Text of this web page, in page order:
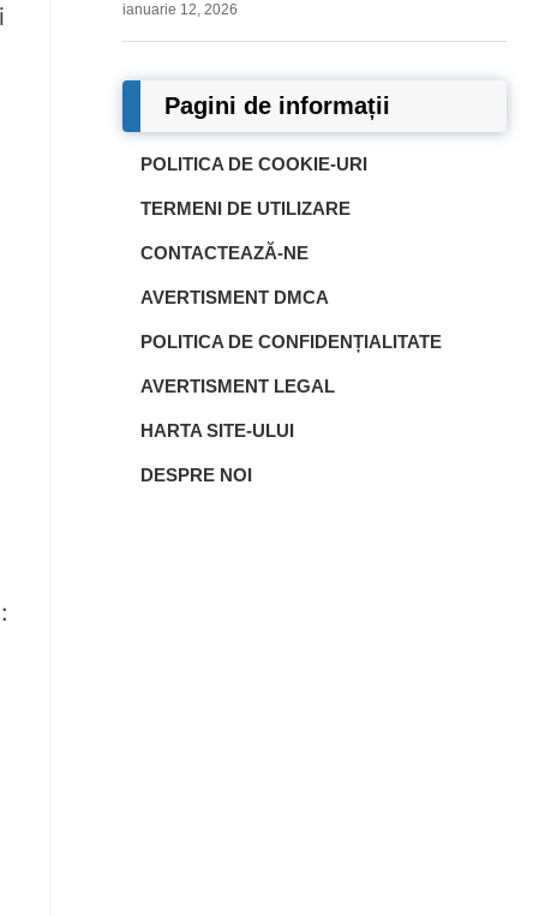
ianuarie 12, 2026
Pagini de informații
POLITICA DE COOKIE-URI
TERMENI DE UTILIZARE
CONTACTEAZĂ-NE
AVERTISMENT DMCA
POLITICA DE CONFIDENȚIALITATE
AVERTISMENT LEGAL
HARTA SITE-ULUI
DESPRE NOI